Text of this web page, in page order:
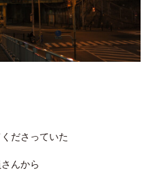
ださっていた
んから